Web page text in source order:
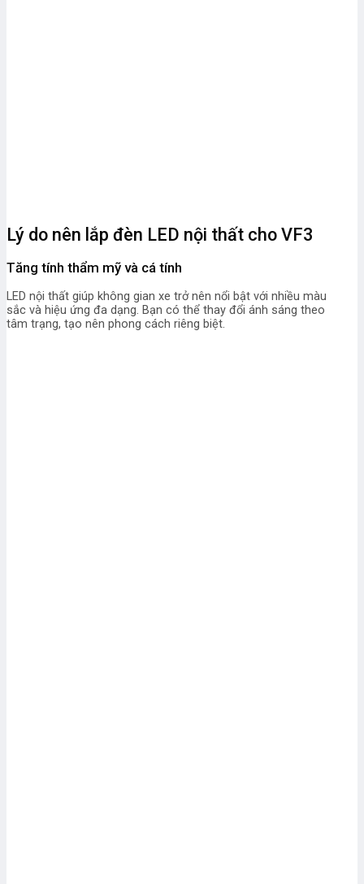
Lý do nên lắp đèn LED nội thất cho VF3
Tăng tính thẩm mỹ và cá tính
LED nội thất giúp không gian xe trở nên nổi bật với nhiều màu
sắc và hiệu ứng đa dạng. Bạn có thể thay đổi ánh sáng theo
tâm trạng, tạo nên phong cách riêng biệt.